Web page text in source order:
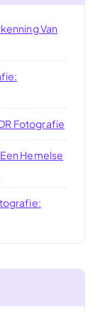
Van
Fotografie
Hemelse